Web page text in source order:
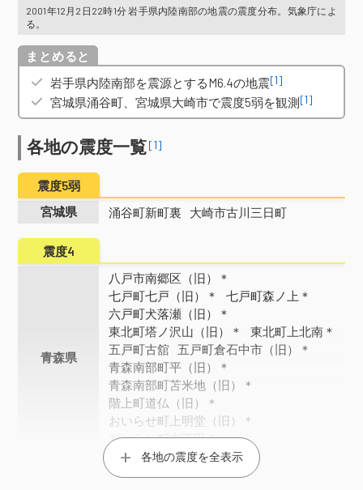
2001年12月2日22時1分 岩手県内陸南部の地震の震度分布。気象庁によ
る。
概要
岩手県内陸南部を震源とするM6.4の地震[1]
宮城県涌谷町、宮城県大崎市で震度5弱を観測[1]
各地の震度一覧[1]
震度5弱
宮城県
涌谷町新町裏 大崎市古川三日町
震度4
青森県
八戸市南郷区（旧）＊
七戸町七戸（旧）＊
七戸町森ノ上＊
六戸町犬落瀬（旧）＊
東北町塔ノ沢山（旧）＊
東北町上北南＊
五戸町古舘
五戸町倉石中市（旧）＊
青森南部町平（旧）＊
青森南部町苫米地（旧）＊
階上町道仏（旧）＊
おいらせ町上明堂（旧）＊
おいらせ町中下田＊
宮古市鍬ヶ崎 久慈市川崎町
山田町八幡町（旧） 岩手洋野町種市
各地の震度を全表示